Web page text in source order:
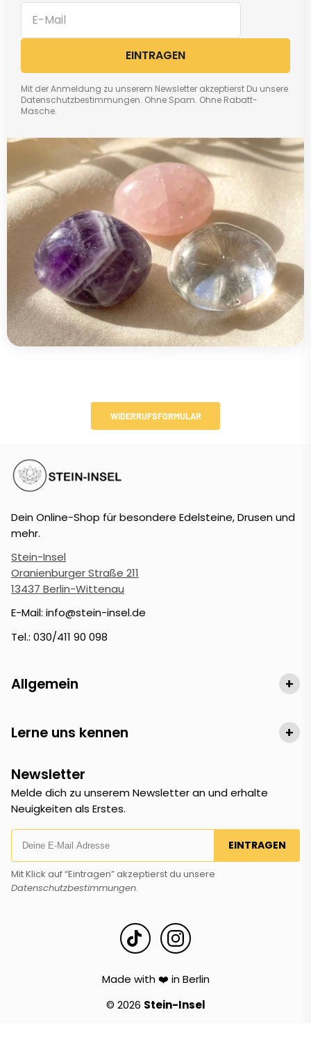
EINTRAGEN
Mit der Anmeldung zu unserem Newsletter akzeptierst Du unsere
Datenschutzbestimmungen. Ohne Spam. Ohne Rabatt-
Masche.
WIDERRUFSFORMULAR
Dein Online-Shop für besondere Edelsteine, Drusen und
mehr.
Stein-Insel
Oranienburger Straße 211
13437 Berlin-Wittenau
E-Mail: info@stein-insel.de
Tel.: 030/411 90 098
Allgemein +
Lerne uns kennen +
Newsletter
Melde dich zu unserem Newsletter an und erhalte
Neuigkeiten als Erstes.
EINTRAGEN
Mit Klick auf “Eintragen” akzeptierst du unsere
Datenschutzbestimmungen.
Made with ❤️ in Berlin
© 2026 Stein-Insel